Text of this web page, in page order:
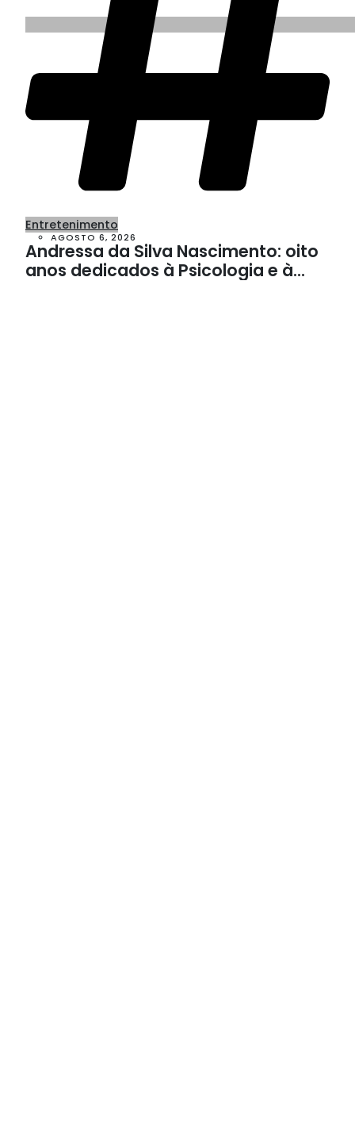
Entretenimento
AGOSTO 6, 2026
Andressa da Silva Nascimento: oito
anos dedicados à Psicologia e à